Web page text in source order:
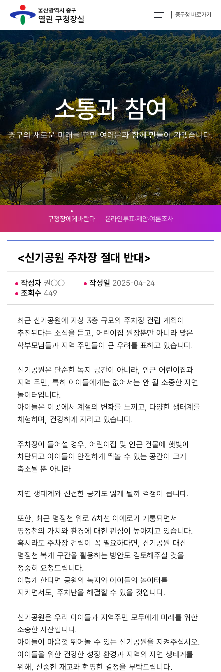
중구청 바로가기
소통과 참여
중구의 새로운 미래를 구민 여러분과 함께 만들어 가겠습니다.
구청장에게바란다 온라인투표‧제안‧여론조사
<신기공원 주차장 절대 반대>
작성자 권○○ 작성일 2025-04-24
조회수 449
최근 신기공원에 지상 3층 규모의 주차장 건립 계획이
추진된다는 소식을 듣고, 어린이집 원장뿐만 아니라 많은
학부모님들과 지역 주민들이 큰 우려를 표하고 있습니다.
신기공원은 단순한 녹지 공간이 아니라, 인근 어린이집과
지역 주민, 특히 아이들에게는 없어서는 안 될 소중한 자연
놀이터입니다.
아이들은 이곳에서 계절의 변화를 느끼고, 다양한 생태계를
체험하며, 건강하게 자라고 있습니다.
주차장이 들어설 경우, 어린이집 및 인근 건물에 햇빛이
차단되고 아이들이 안전하게 뛰놀 수 있는 공간이 크게
축소될 뿐 아니라
자연 생태계와 신선한 공기도 잃게 될까 걱정이 큽니다.
또한, 최근 명정천 위로 6차선 이예로가 개통되면서
명정천의 가치와 환경에 대한 관심이 높아지고 있습니다.
혹시라도 주차장 건립이 꼭 필요하다면, 신기공원 대신
명정천 복개 구간을 활용하는 방안도 검토해주실 것을
정중히 요청드립니다.
이렇게 한다면 공원의 녹지와 아이들의 놀이터를
지키면서도, 주차난을 해결할 수 있을 것입니다.
신기공원은 우리 아이들과 지역주민 모두에게 미래를 위한
소중한 자산입니다.
아이들이 마음껏 뛰어놀 수 있는 신기공원을 지켜주십시오.
아이들을 위한 건강한 성장 환경과 지역의 자연 생태계를
위해, 신중한 재고와 현명한 결정을 부탁드립니다.